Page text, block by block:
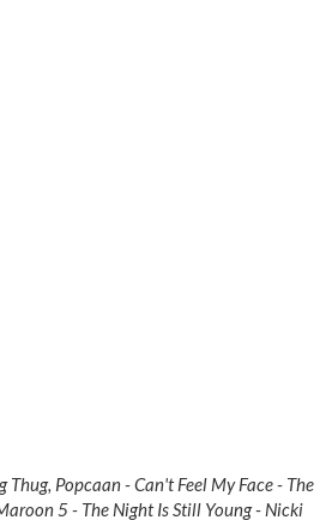
Thug, Popcaan - Can't Feel My Face - The
5 - The Night Is Still Young - Nicki